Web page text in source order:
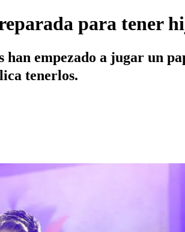
para tener
empezado a jugar un
tenerlos.